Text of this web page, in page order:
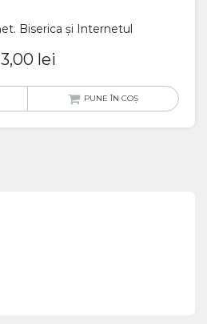
Biserica și Internetul
3,00 lei
PUNE ÎN COȘ